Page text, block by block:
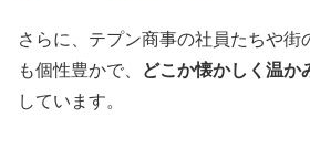
さらに、テプン商事の社員たちや街
も個性豊かで、
どこか懐かしく温か
しています。